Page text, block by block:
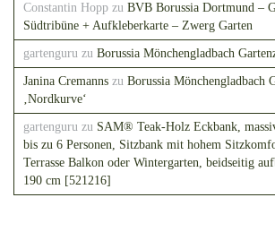
Constantin Hopp zu BVB Borussia Dortmund –
Südtribüne + Aufkleberkarte – Zwerg Garten
gartenguru zu Borussia Mönchengladbach
Janina Cremanns zu Borussia Mönchengladbach
‚Nordkurve‘
gartenguru zu SAM® Teak-Holz Eckbank,
bis zu 6 Personen, Sitzbank mit hohem
Terrasse Balkon oder Wintergarten, beidseitig
190 cm [521216]